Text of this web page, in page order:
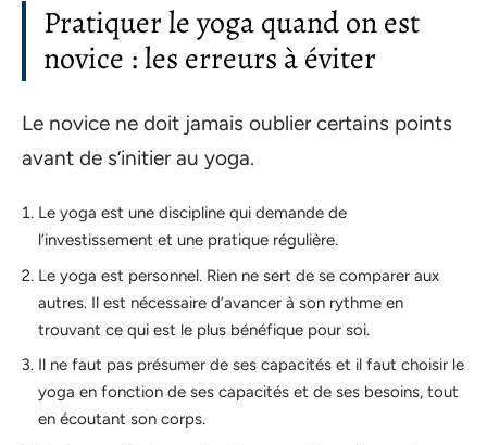
Pratiquer le yoga quand on est
novice : les erreurs à éviter
Le novice ne doit jamais oublier certains points
avant de s’initier au yoga.
Le yoga est une discipline qui demande de
l’investissement et une pratique régulière.
Le yoga est personnel. Rien ne sert de se comparer aux
autres. Il est nécessaire d’avancer à son rythme en
trouvant ce qui est le plus bénéfique pour soi.
Il ne faut pas présumer de ses capacités et il faut choisir le
yoga en fonction de ses capacités et de ses besoins, tout
en écoutant son corps.